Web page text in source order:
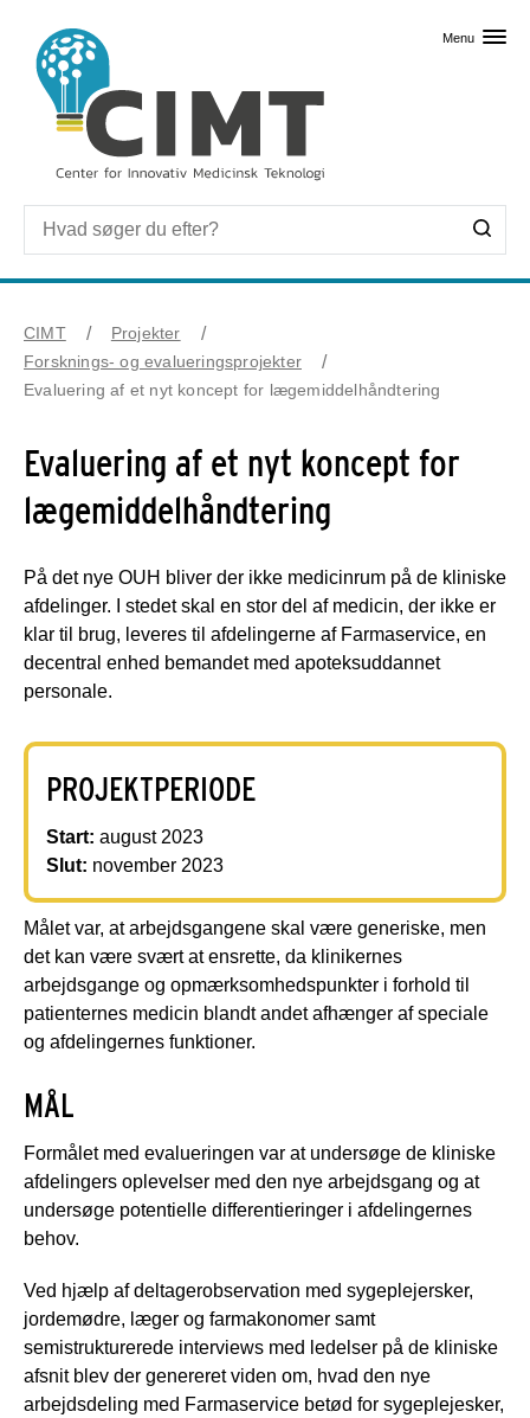
Menu
CIMT
Projekter
Forsknings- og evalueringsprojekter
Evaluering af et nyt koncept for lægemiddelhåndtering
Evaluering af et nyt koncept for
lægemiddelhåndtering
På det nye OUH bliver der ikke medicinrum på de kliniske
afdelinger. I stedet skal en stor del af medicin, der ikke er
klar til brug, leveres til afdelingerne af Farmaservice, en
decentral enhed bemandet med apoteksuddannet
personale.
PROJEKTPERIODE
Start: august 2023
Slut: november 2023
Målet var, at arbejdsgangene skal være generiske, men
det kan være svært at ensrette, da klinikernes
arbejdsgange og opmærksomhedspunkter i forhold til
patienternes medicin blandt andet afhænger af speciale
og afdelingernes funktioner.
MÅL
Formålet med evalueringen var at undersøge de kliniske
afdelingers oplevelser med den nye arbejdsgang og at
undersøge potentielle differentieringer i afdelingernes
behov.
Ved hjælp af deltagerobservation med sygeplejersker,
jordemødre, læger og farmakonomer samt
semistrukturerede interviews med ledelser på de kliniske
afsnit blev der genereret viden om, hvad den nye
arbejdsdeling med Farmaservice betød for sygeplejesker,